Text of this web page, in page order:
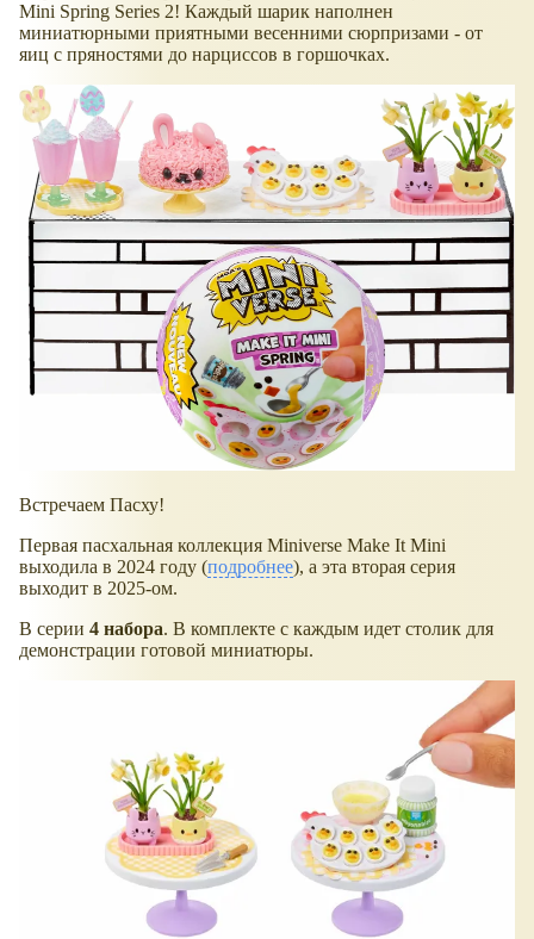
Mini Spring Series 2! Каждый шарик наполнен
миниатюрными приятными весенними сюрпризами - от
яиц с пряностями до нарциссов в горшочках.
Встречаем Пасху!
Первая пасхальная коллекция Miniverse Make It Mini
выходила в 2024 году (подробнее), а эта вторая серия
выходит в 2025-ом.
В серии 4 набора. В комплекте с каждым идет столик для
демонстрации готовой миниатюры.